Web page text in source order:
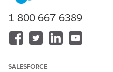
Open an assessment record
Assessment Questions
The component displays a
with icons indicating score
the question scores for each
1-800-667-6389
SALESFORCE